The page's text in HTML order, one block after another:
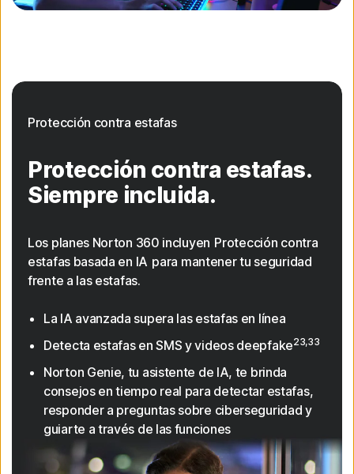
Protección contra estafas
Protección contra estafas.
Siempre incluida.
Los planes Norton 360 incluyen Protección contra
estafas basada en IA para mantener tu seguridad
frente a las estafas.
La IA avanzada supera las estafas en línea
Detecta estafas en SMS y videos deepfake23,33
Norton Genie, tu asistente de IA, te brinda
consejos en tiempo real para detectar estafas,
responder a preguntas sobre ciberseguridad y
guiarte a través de las funciones